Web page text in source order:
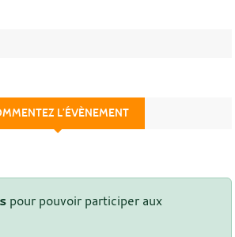
L’ÉVÈNEMENT
pour pouvoir participer aux